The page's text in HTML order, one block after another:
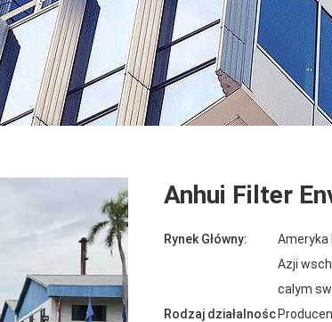
Anhui Filter
Rynek Główny:
Ameryka
Azji
calym
Rodzaj działalnośc